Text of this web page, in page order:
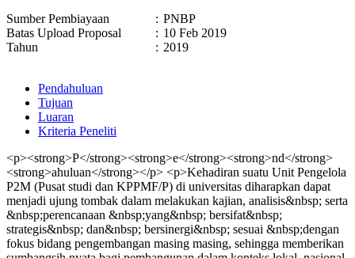
Sumber Pembiayaan : PNBP
Batas Upload Proposal
: 10 Feb 2019
Tahun
: 2019
Pendahuluan
Tujuan
Luaran
Kriteria Peneliti
<p><strong>P</strong><strong>e</strong><strong>nd</strong>
<strong>ahuluan</strong></p> <p>Kehadiran suatu Unit Pengelola
P2M (Pusat studi dan KPPMF/P) di universitas diharapkan dapat
menjadi ujung tombak dalam melakukan kajian, analisis&nbsp; serta
&nbsp;perencanaan &nbsp;yang&nbsp; bersifat&nbsp;
strategis&nbsp; dan&nbsp; bersinergi&nbsp; sesuai &nbsp;dengan
fokus bidang pengembangan masing masing, sehingga memberikan